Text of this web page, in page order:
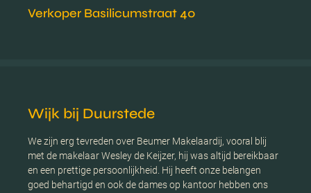
Verkoper Basilicumstraat 40
Wijk bij Duurstede
We zijn erg tevreden over Beumer Makelaardij, vooral blij
met de makelaar Wesley de Keijzer, hij was altijd bereikbaar
en een prettige persoonlijkheid. Hij heeft onze belangen
goed behartigd en ook de dames op kantoor hebben ons